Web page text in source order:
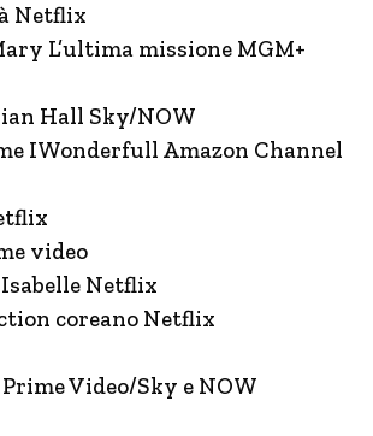
Netflix
L’ultima missione MGM+
Hall Sky/NOW
IWonderfull Amazon Channel
video
Netflix
coreano Netflix
Video/Sky e NOW